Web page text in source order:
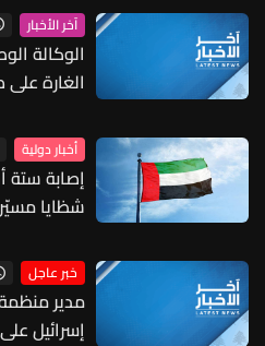
آخر الأخبار
الوكالة
الغارة على
أخبار دولية
إصابة
شظايا
خبر عاجل
مدير
إسرائيل